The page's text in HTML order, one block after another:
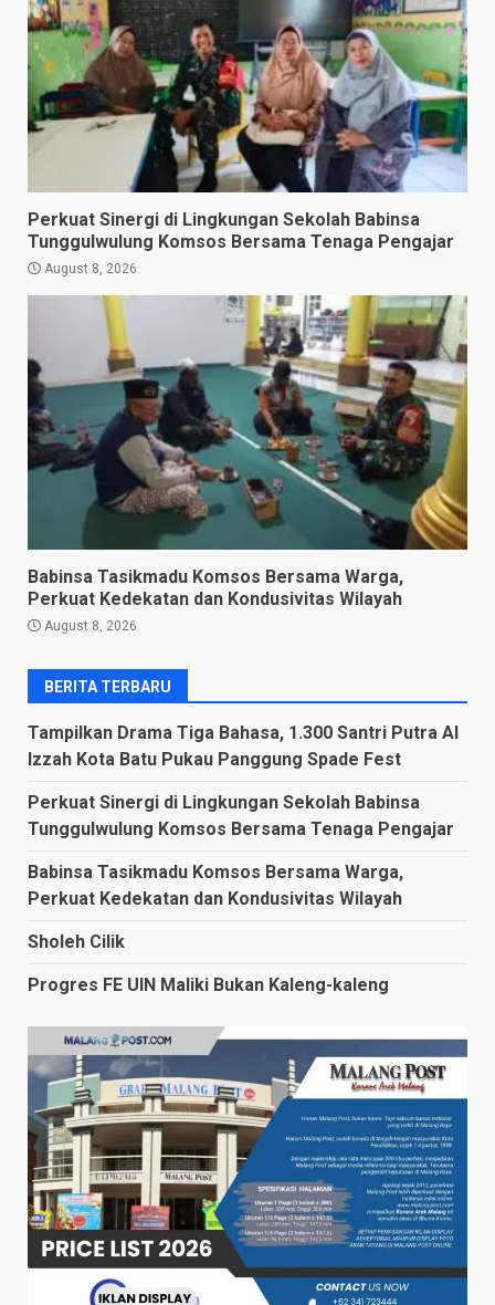
Perkuat Sinergi di Lingkungan Sekolah Babinsa
Tunggulwulung Komsos Bersama Tenaga Pengajar
August 8, 2026
Babinsa Tasikmadu Komsos Bersama Warga,
Perkuat Kedekatan dan Kondusivitas Wilayah
August 8, 2026
BERITA TERBARU
Tampilkan Drama Tiga Bahasa, 1.300 Santri Putra Al
Izzah Kota Batu Pukau Panggung Spade Fest
Perkuat Sinergi di Lingkungan Sekolah Babinsa
Tunggulwulung Komsos Bersama Tenaga Pengajar
Babinsa Tasikmadu Komsos Bersama Warga,
Perkuat Kedekatan dan Kondusivitas Wilayah
Sholeh Cilik
Progres FE UIN Maliki Bukan Kaleng-kaleng